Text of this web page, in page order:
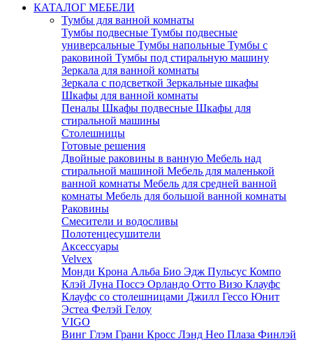
КАТАЛОГ МЕБЕЛИ
Тумбы для ванной комнаты
Тумбы подвесные Тумбы подвесные
универсальные Тумбы напольные Тумбы с
раковиной Тумбы под стиральную машину
Зеркала для ванной комнаты
Зеркала с подсветкой Зеркальные шкафы
Шкафы для ванной комнаты
Пеналы Шкафы подвесные Шкафы для
стиральной машины
Столешницы
Готовые решения
Двойные раковины в ванную Мебель над
стиральной машиной Мебель для маленькой
ванной комнаты Мебель для средней ванной
комнаты Мебель для большой ванной комнаты
Раковины
Смесители и водосливы
Полотенцесушители
Аксессуары
Velvex
Монди Крона Альба Био Эдж Пульсус Компо
Клэй Луна Поссэ Орландо Отто Визо Клауфс
Клауфс со столешницами Джилл Гессо Юнит
Эстеа Фелэй Гелоу
VIGO
Винг Глэм Грани Кросс Лэнд Нео Плаза Финлэй